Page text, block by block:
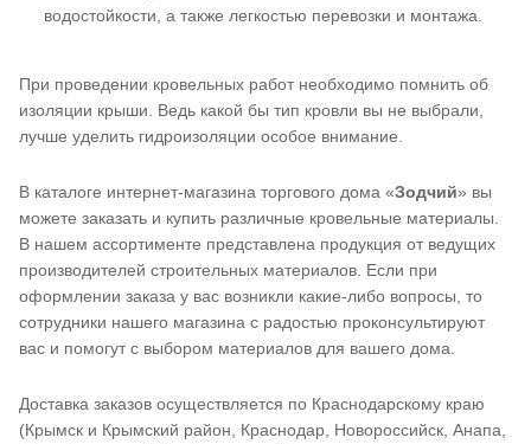
водостойкости, а также легкостью перевозки и монтажа.
При проведении кровельных работ необходимо помнить об
изоляции крыши. Ведь какой бы тип кровли вы не выбрали,
лучше уделить гидроизоляции особое внимание.
В каталоге интернет-магазина торгового дома «Зодчий» вы
можете заказать и купить различные кровельные материалы.
В нашем ассортименте представлена продукция от ведущих
производителей строительных материалов. Если при
оформлении заказа у вас возникли какие-либо вопросы, то
сотрудники нашего магазина с радостью проконсультируют
вас и помогут с выбором материалов для вашего дома.
Доставка заказов осуществляется по Краснодарскому краю
(Крымск и Крымский район, Краснодар, Новороссийск, Анапа,